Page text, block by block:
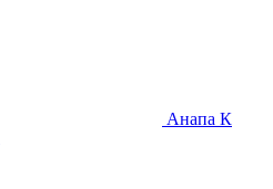
Анапа К